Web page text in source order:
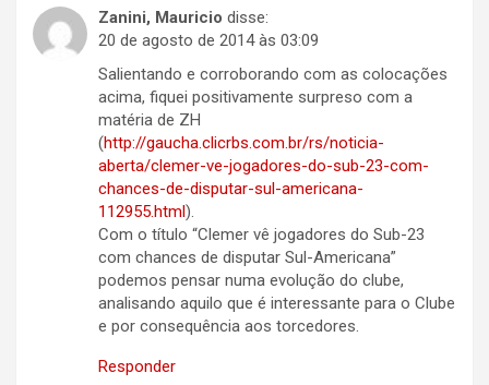
Zanini, Mauricio disse:
20 de agosto de 2014 às 03:09
Salientando e corroborando com as colocações
acima, fiquei positivamente surpreso com a
matéria de ZH
(http://gaucha.clicrbs.com.br/rs/noticia-
aberta/clemer-ve-jogadores-do-sub-23-com-
chances-de-disputar-sul-americana-
112955.html).
Com o título “Clemer vê jogadores do Sub-23
com chances de disputar Sul-Americana”
podemos pensar numa evolução do clube,
analisando aquilo que é interessante para o Clube
e por consequência aos torcedores.
Responder